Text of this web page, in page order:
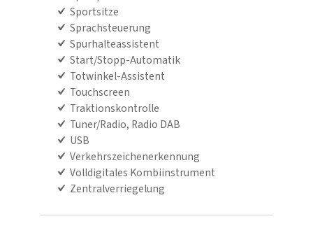
Sportsitze
Sprachsteuerung
Spurhalteassistent
Start/Stopp-Automatik
Totwinkel-Assistent
Touchscreen
Traktionskontrolle
Tuner/Radio, Radio DAB
USB
Verkehrszeichenerkennung
Volldigitales Kombiinstrument
Zentralverriegelung